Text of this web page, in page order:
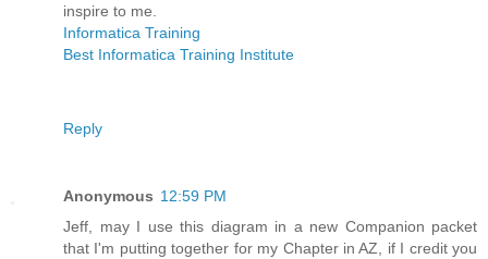
inspire to me.
Informatica Training
Best Informatica Training Institute
Reply
Anonymous 12:59 PM
Jeff, may I use this diagram in a new Companion packet
that I'm putting together for my Chapter in AZ, if I credit you